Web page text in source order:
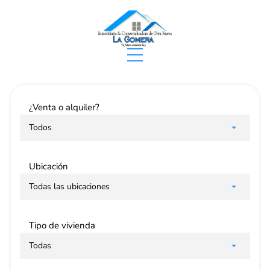
¿Venta o alquiler?
Todos
Ubicación
Todas las ubicaciones
Tipo de vivienda
Todas